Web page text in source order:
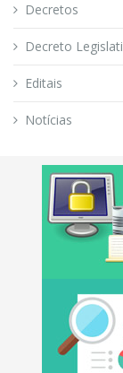
Decretos
Decreto
Editais
Notícias